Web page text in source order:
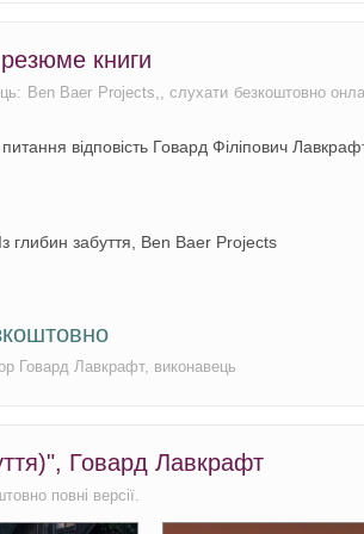
книги
Ben Baer Projects,, слухати безкоштовно
відповість Говард Філіпович
глибин забуття, Ben Baer Projects
Говард Лавкрафт, виконавець
Говард Лавкрафт
повні версії.